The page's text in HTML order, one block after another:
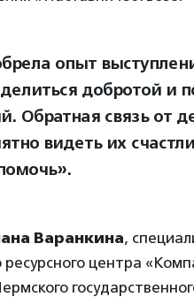
опыт
добротой и
Обратная связь от
видеть их
Варанкина,
центра